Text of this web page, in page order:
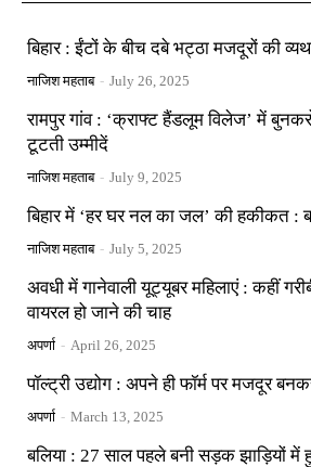
बिहार : ईंटों के बीच दबे भट्ठा मजदूरों की
नाजिश महताब - July 26, 2025
रामपुर गांव : ‘क्राफ्ट हैंडलूम विलेज’ में
टूटती उम्मीदें
नाजिश महताब - July 9, 2025
बिहार में ‘हर घर नल का जल’ की हकीकत :
नाजिश महताब - July 5, 2025
अवधी में गानेवाली यूट्यूबर महिलाएं : कहीं
वायरल हो जाने की चाह
अपर्णा - April 26, 2025
पॉल्ट्री उद्योग : अपने ही फॉर्म पर मजदूर
अपर्णा - March 13, 2025
बलिया : 27 साल पहले बनी सड़क झाड़ियों में